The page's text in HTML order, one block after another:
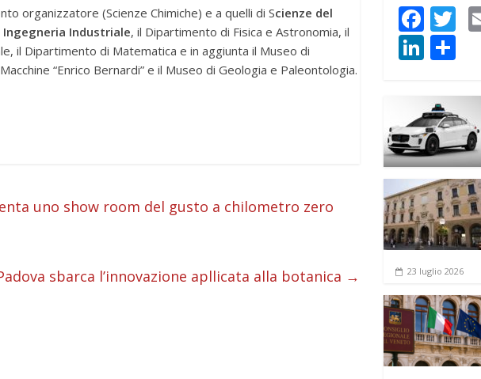
organizzatore (Scienze Chimiche) e a quelli di Scienze del
Industriale, il Dipartimento di Fisica e Astronomia, il
il Dipartimento di Matematica e in aggiunta il Museo di
“Enrico Bernardi” e il Museo di Geologia e Paleontologia.
uno show room del gusto a chilometro zero
sbarca l’innovazione apllicata alla botanica →
F
ac
e
b
o
o
k
T
er
Li
k
e
dI
n
n
di
vi
di
23 luglio 2026